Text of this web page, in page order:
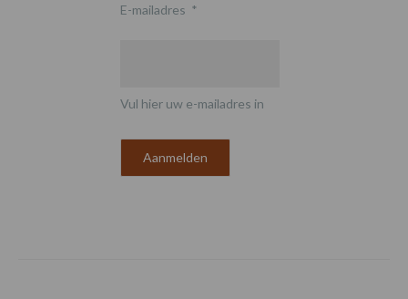
E-mailadres *
Vul hier uw e-mailadres in